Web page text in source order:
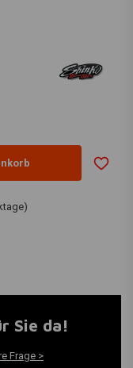
Sie da!
Frage >